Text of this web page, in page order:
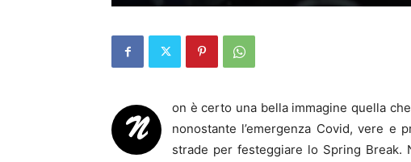
N
on è certo una bella immagine quella
nonostante l’emergenza Covid, vere
strade per festeggiare lo Spring Break.